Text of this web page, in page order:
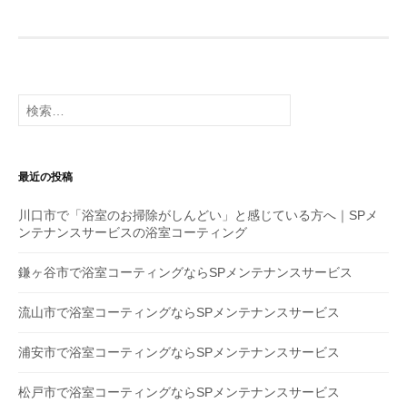
ゲ
シ
ョ
ン
検
索
最近の投稿
川口市で「浴室のお掃除がしんどい」と感じている方へ｜SPメ
ンテナンスサービスの浴室コーティング
鎌ヶ谷市で浴室コーティングならSPメンテナンスサービス
流山市で浴室コーティングならSPメンテナンスサービス
浦安市で浴室コーティングならSPメンテナンスサービス
松戸市で浴室コーティングならSPメンテナンスサービス